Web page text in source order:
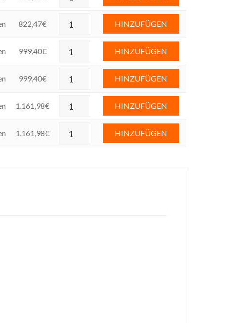
822,47€ HINZUFÜGEN
999,40€ HINZUFÜGEN
999,40€ HINZUFÜGEN
1.161,98€ HINZUFÜGEN
1.161,98€ HINZUFÜGEN